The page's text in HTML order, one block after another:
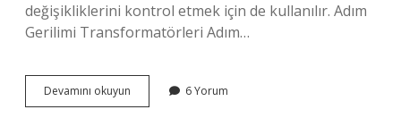
değişikliklerini kontrol etmek için de kullanılır. Adım
Gerilimi Transformatörleri Adım…
Devamını okuyun
gerilimi
6 Yorum